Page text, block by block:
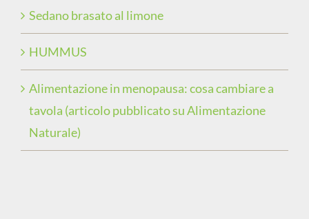
Sedano brasato al limone
HUMMUS
Alimentazione in menopausa: cosa cambiare a
tavola (articolo pubblicato su Alimentazione
Naturale)